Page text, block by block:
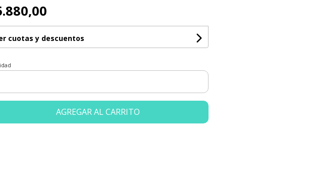
cuotas y descuentos
AGREGAR AL CARRITO